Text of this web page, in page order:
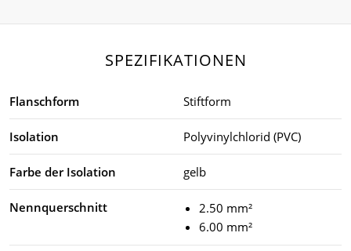
SPEZIFIKATIONEN
Flanschform Stiftform
Isolation Polyvinylchlorid (PVC)
Farbe der Isolation gelb
Nennquerschnitt
2.50 mm²
6.00 mm²